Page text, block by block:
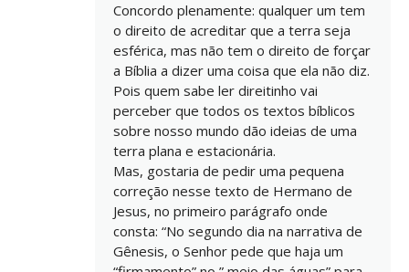
Concordo plenamente: qualquer um tem
o direito de acreditar que a terra seja
esférica, mas não tem o direito de forçar
a Bíblia a dizer uma coisa que ela não diz.
Pois quem sabe ler direitinho vai
perceber que todos os textos bíblicos
sobre nosso mundo dão ideias de uma
terra plana e estacionária.
Mas, gostaria de pedir uma pequena
correção nesse texto de Hermano de
Jesus, no primeiro parágrafo onde
consta: “No segundo dia na narrativa de
Gênesis, o Senhor pede que haja um